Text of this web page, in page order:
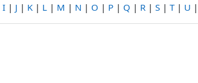
I | J | K | L | M | N | O | P | Q | R | S | T| U |